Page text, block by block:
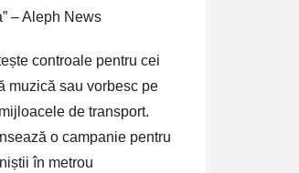
– Aleph News
controale pentru cei
muzică sau vorbesc pe
de transport.
o campanie pentru
în metrou